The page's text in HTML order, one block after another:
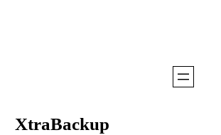
XtraBackup